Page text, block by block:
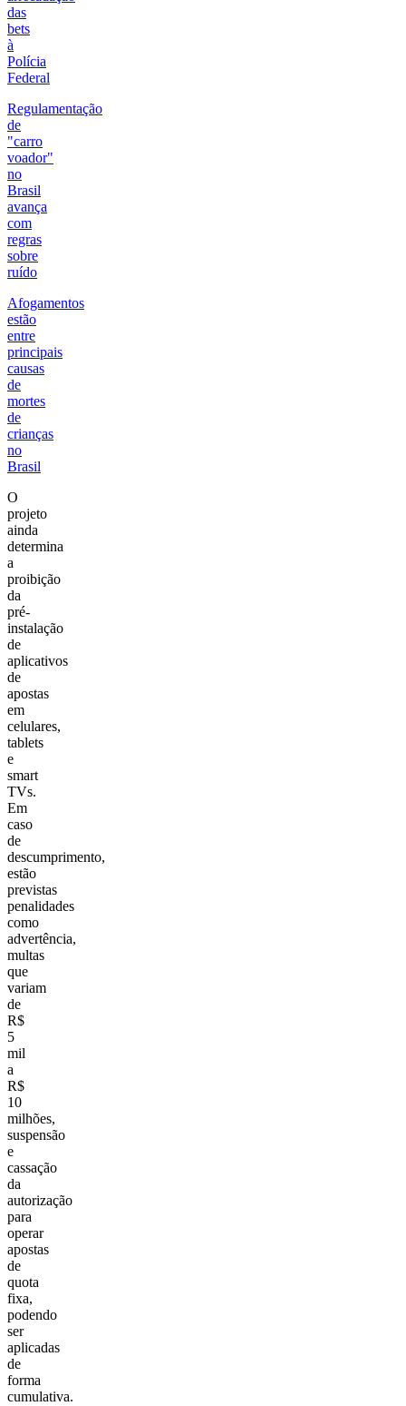
das
bets
à
Polícia
Federal
Regulamentação
de
"carro
voador"
no
Brasil
avança
com
regras
sobre
ruído
Afogamentos
estão
entre
principais
causas
de
mortes
de
crianças
no
Brasil
O
projeto
ainda
determina
a
proibição
da
pré-
instalação
de
aplicativos
de
apostas
em
celulares,
tablets
e
smart
TVs.
Em
caso
de
descumprimento,
estão
previstas
penalidades
como
advertência,
multas
que
variam
de
R$
5
mil
a
R$
10
milhões,
suspensão
e
cassação
da
autorização
para
operar
apostas
de
quota
fixa,
podendo
ser
aplicadas
de
forma
cumulativa.